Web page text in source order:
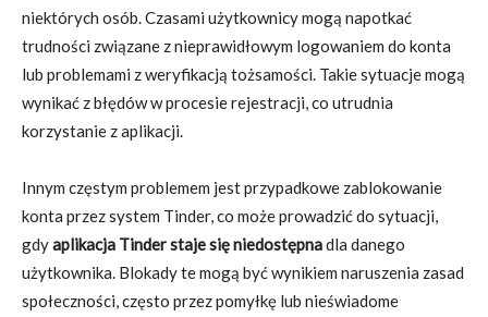
niektórych osób. Czasami użytkownicy mogą napotkać
trudności związane z nieprawidłowym logowaniem do konta
lub problemami z weryfikacją tożsamości. Takie sytuacje mogą
wynikać z błędów w procesie rejestracji, co utrudnia
korzystanie z aplikacji.
Innym częstym problemem jest przypadkowe zablokowanie
konta przez system Tinder, co może prowadzić do sytuacji,
gdyaplikacja Tinder staje się niedostępnadla danego
użytkownika. Blokady te mogą być wynikiem naruszenia zasad
społeczności, często przez pomyłkę lub nieświadome